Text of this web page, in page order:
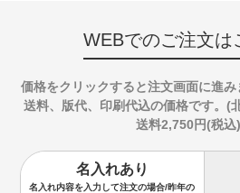
WEBでのご注文は
価格をクリックすると注文画面に進
送料、版代、印刷代込の価格です。(
送料2,750円(税込
名入れあり
名入れ内容を入力して注文の場合/昨年の